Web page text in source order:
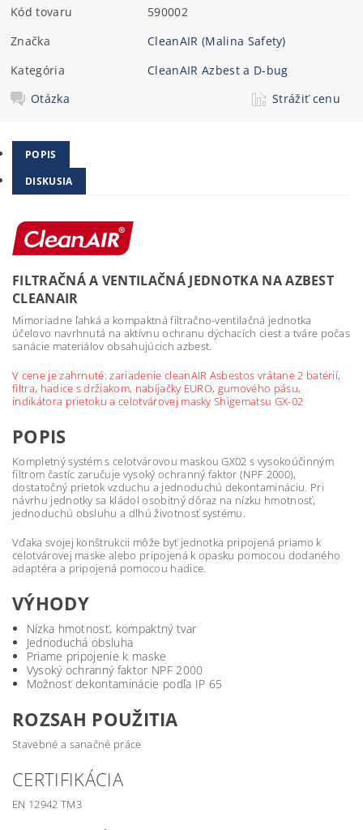
Kód tovaru
590002
Značka
CleanAIR (Malina Safety)
Kategória
CleanAIR Azbest a D-bug
Otázka
Strážiť cenu
POPIS
DISKUSIA
FILTRAČNÁ A VENTILAČNÁ JEDNOTKA NA AZBEST
CLEANAIR
Mimoriadne ľahká a kompaktná filtračno-ventilačná jednotka
účelovo navrhnutá na aktívnu ochranu dýchacích ciest a tváre počas
sanácie materiálov obsahujúcich azbest.
V cene je zahrnuté: zariadenie cleanAIR Asbestos vrátane 2 batérií,
filtra, hadice s držiakom, nabíjačky EURO, gumového pásu,
indikátora prietoku a celotvárovej masky Shigematsu GX-02
POPIS
Kompletný systém s celotvárovou maskou GX02 s vysokoúčinným
filtrom častíc zaručuje vysoký ochranný faktor (NPF 2000),
dostatočný prietok vzduchu a jednoduchú dekontamináciu. Pri
návrhu jednotky sa kládol osobitný dôraz na nízku hmotnosť,
jednoduchú obsluhu a dlhú životnosť systému.
Vďaka svojej konštrukcii môže byť jednotka pripojená priamo k
celotvárovej maske alebo pripojená k opasku pomocou dodaného
adaptéra a pripojená pomocou hadice.
VÝHODY
Nízka hmotnosť, kompaktný tvar
Jednoduchá obsluha
Priame pripojenie k maske
Vysoký ochranný faktor NPF 2000
Možnosť dekontaminácie podľa IP 65
ROZSAH POUŽITIA
Stavebné a sanačné práce
CERTIFIKÁCIA
EN 12942 TM3